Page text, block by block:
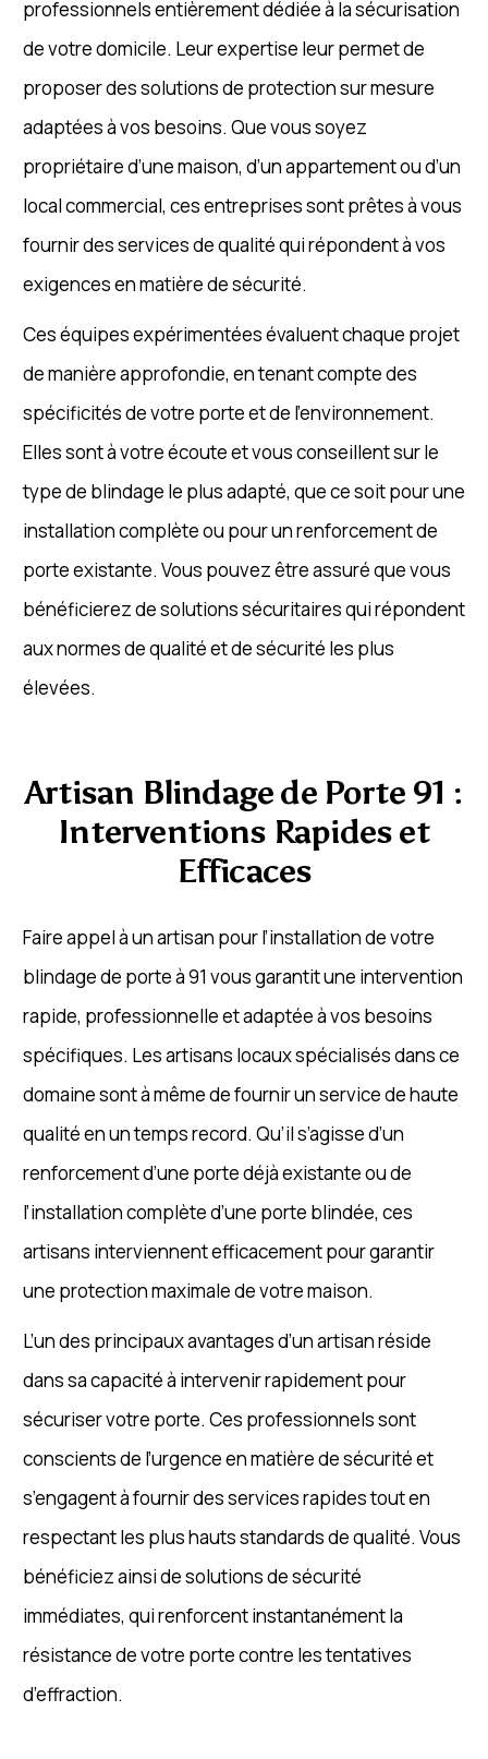
professionnels entièrement dédiée à la sécurisation
de votre domicile. Leur expertise leur permet de
proposer des solutions de protection sur mesure
adaptées à vos besoins. Que vous soyez
propriétaire d’une maison, d’un appartement ou d’un
local commercial, ces entreprises sont prêtes à vous
fournir des services de qualité qui répondent à vos
exigences en matière de sécurité.
Ces équipes expérimentées évaluent chaque projet
de manière approfondie, en tenant compte des
spécificités de votre porte et de l’environnement.
Elles sont à votre écoute et vous conseillent sur le
type de blindage le plus adapté, que ce soit pour une
installation complète ou pour un renforcement de
porte existante. Vous pouvez être assuré que vous
bénéficierez de solutions sécuritaires qui répondent
aux normes de qualité et de sécurité les plus
élevées.
Artisan Blindage de Porte 91 :
Interventions Rapides et
Efficaces
Faire appel à un artisan pour l’installation de votre
blindage de porte à 91 vous garantit une intervention
rapide, professionnelle et adaptée à vos besoins
spécifiques. Les artisans locaux spécialisés dans ce
domaine sont à même de fournir un service de haute
qualité en un temps record. Qu’il s’agisse d’un
renforcement d’une porte déjà existante ou de
l’installation complète d’une porte blindée, ces
artisans interviennent efficacement pour garantir
une protection maximale de votre maison.
L’un des principaux avantages d’un artisan réside
dans sa capacité à intervenir rapidement pour
sécuriser votre porte. Ces professionnels sont
conscients de l’urgence en matière de sécurité et
s’engagent à fournir des services rapides tout en
respectant les plus hauts standards de qualité. Vous
bénéficiez ainsi de solutions de sécurité
immédiates, qui renforcent instantanément la
résistance de votre porte contre les tentatives
d’effraction.